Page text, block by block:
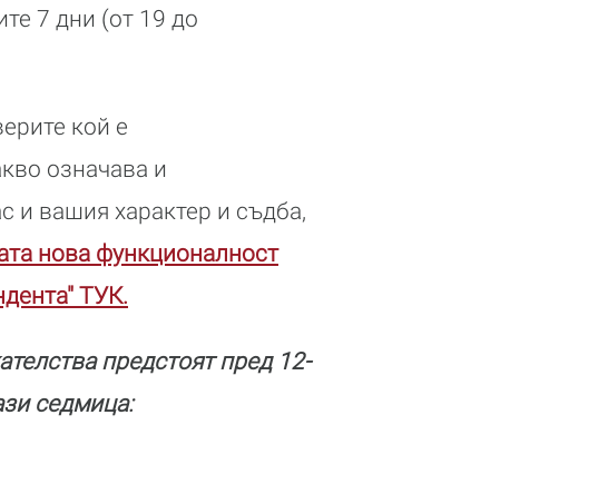
7 дни (от 19 до
кой е
означава и
и вашия характер и съдба,
нова функционалност
ТУК.
предстоят пред 12-
седмица: